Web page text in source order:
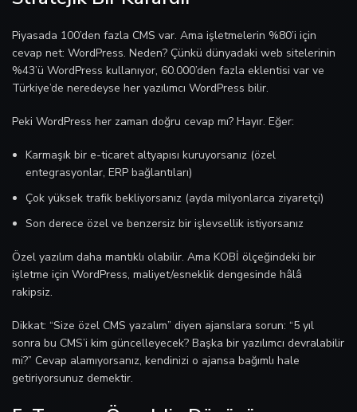
Piyasada 100’den fazla CMS var. Ama işletmelerin %80’i için
cevap net: WordPress. Neden? Çünkü dünyadaki web sitelerinin
%43’ü WordPress kullanıyor, 60.000’den fazla eklentisi var ve
Türkiye’de neredeyse her yazılımcı WordPress bilir.
Peki WordPress her zaman doğru cevap mı? Hayır. Eğer:
Karmaşık bir e-ticaret altyapısı kuruyorsanız (özel
entegrasyonlar, ERP bağlantıları)
Çok yüksek trafik bekliyorsanız (ayda milyonlarca ziyaretçi)
Son derece özel ve benzersiz bir işlevsellik istiyorsanız
Özel yazılım daha mantıklı olabilir. Ama KOBİ ölçeğindeki bir
işletme için WordPress, maliyet/esneklik dengesinde hâlâ
rakipsiz.
Dikkat: “Size özel CMS yazalım” diyen ajanslara sorun: “5 yıl
sonra bu CMS’i kim güncelleyecek? Başka bir yazılımcı devralabilir
mi?” Cevap alamıyorsanız, kendinizi o ajansa bağımlı hale
getiriyorsunuz demektir.